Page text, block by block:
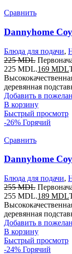
Сравнить
Dannyhome
Блюда для подачи,
225MDL
225 MDL.169 MDL
деревянная
Добавить в
В корзину
Быстрый просмотр
-26% Горячий
Сравнить
Dannyhome
Блюда для подачи,
255MDL
255 MDL.189 MDL
деревянная
Добавить в
В корзину
Быстрый просмотр
-24% Горячий